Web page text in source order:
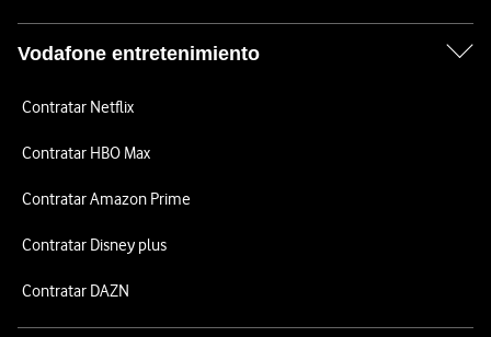
Vodafone entretenimiento
Contratar Netflix
Contratar HBO Max
Contratar Amazon Prime
Contratar Disney plus
Contratar DAZN